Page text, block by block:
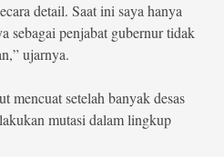
detail. Saat ini saya hanya
sebagai penjabat gubernur tidak
ujarnya.
mencuat setelah banyak desas
mutasi dalam lingkup